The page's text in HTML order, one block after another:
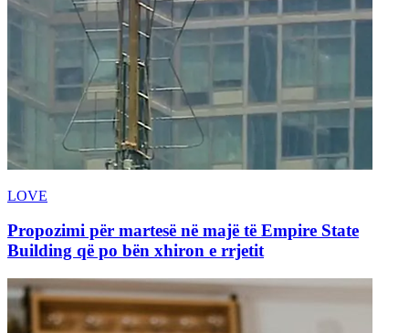
LOVE
Propozimi për martesë në majë të Empire State
Building që po bën xhiron e rrjetit